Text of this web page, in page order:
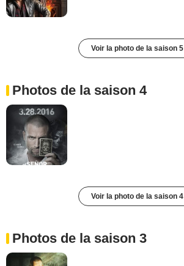
Voir la photo de la saison 5
Photos de la saison 4
Voir la photo de la saison 4
Photos de la saison 3